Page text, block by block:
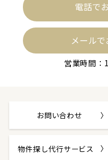
電話で
メール
営業時間：
お問い合わせ
物件探し代行サービス